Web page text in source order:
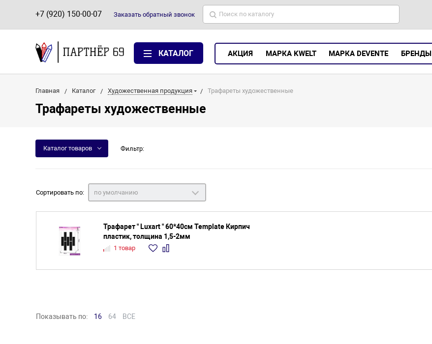
+7 (920) 150-00-07 Заказать обратный звонок
КАТАЛОГ АКЦИЯ МАРКА KWELT МАРКА DEVENTE БРЕНДЫ
Главная Каталог Художественная продукция Трафареты художественные
Трафареты художественные
Каталог товаров Фильтр:
Сортировать по: по умолчанию
Трафарет " Luxart " 60*40см Template Кирпич
пластик, толщина 1,5-2мм
1 товар
Показывать по: 16 64 ВСЕ